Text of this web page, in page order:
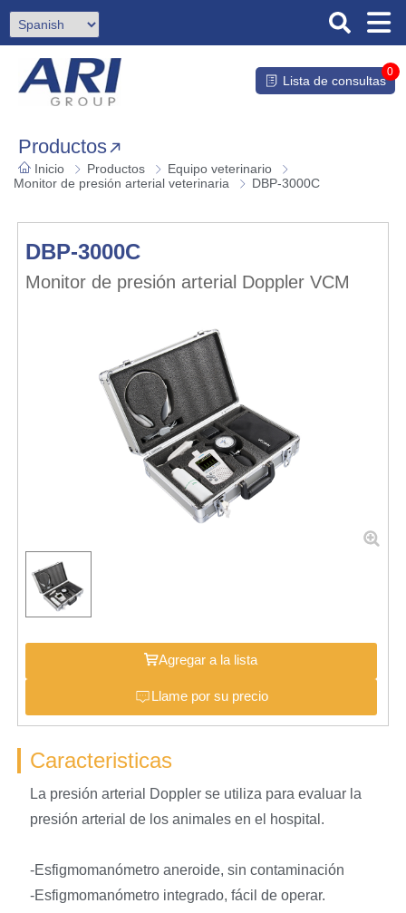
Lista de consultas
0
Productos
Inicio Productos
Equipo veterinario
Monitor de presión arterial veterinaria
DBP-3000C
DBP-3000C
Monitor de presión arterial Doppler VCM
Agregar a la lista
Llame por su precio
Caracteristicas
La presión arterial Doppler se utiliza para evaluar la
presión arterial de los animales en el hospital.
-Esfigmomanómetro aneroide, sin contaminación
-Esfigmomanómetro integrado, fácil de operar.